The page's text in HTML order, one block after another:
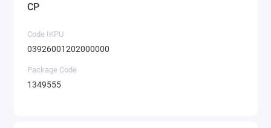
CP
Code IKPU
03926001202000000
Package Code
1349555